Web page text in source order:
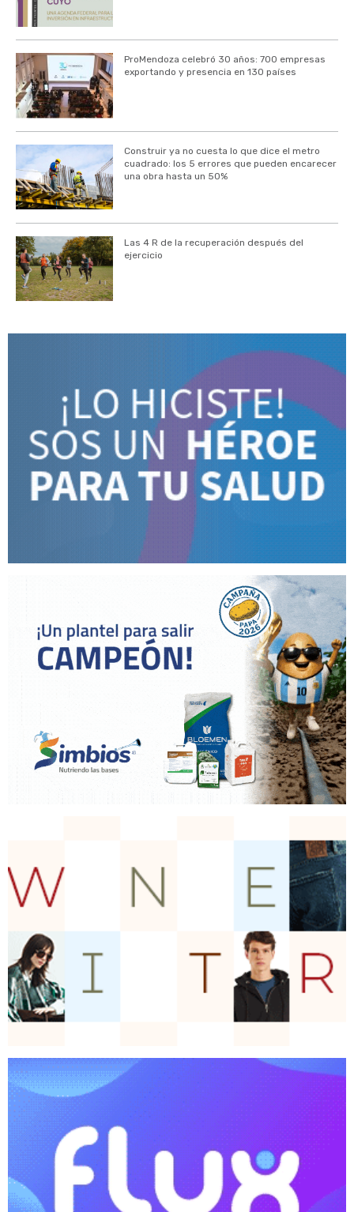
ProMendoza celebró 30 años: 700 empresas
exportando y presencia en 130 países
Construir ya no cuesta lo que dice el metro
cuadrado: los 5 errores que pueden encarecer
una obra hasta un 50%
Las 4 R de la recuperación después del
ejercicio